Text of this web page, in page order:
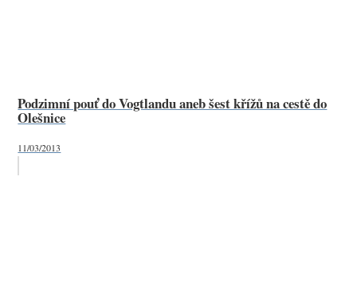
Podzimní pouť do Vogtlandu aneb šest křížů na cestě do
Olešnice
11/03/2013